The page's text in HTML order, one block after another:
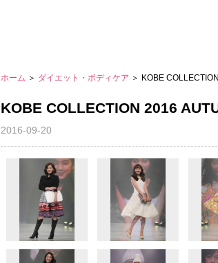
ホーム ＞ ダイエット・ボディケア ＞ KOBE
KOBE COLLECTION 2016
2016-09-20